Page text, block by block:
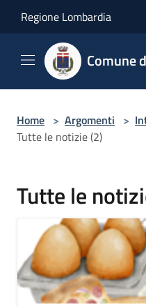
Regione Lombardia
Comune
Home > Argomenti >
Tutte le notizie (2)
Tutte le